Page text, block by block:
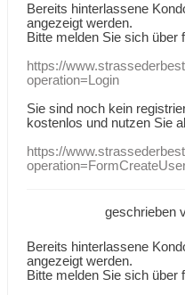
Bereits hinterlassene
angezeigt werden.
Bitte melden Sie sich über
https://
operation=Login
Sie sind noch kein
kostenlos und nutzen Sie
https://
geschrieben
Bereits hinterlassene
angezeigt werden.
Bitte melden Sie sich über